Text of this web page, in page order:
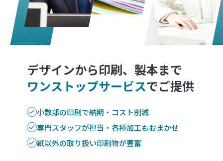
デザインから印刷、製本まで
ワンストップサービスでご提供
小数部の印刷で納期・コスト削減
専門スタッフが担当・各種加工もおまかせ
紙以外の取り扱い印刷物が豊富